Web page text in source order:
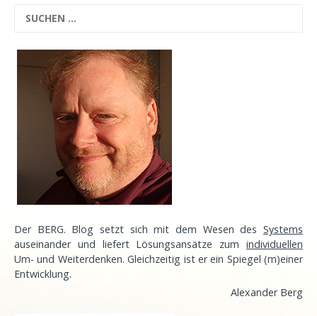
Der BERG. Blog setzt sich mit dem Wesen des Systems
auseinander und liefert Lösungsansätze zum individuellen
Um- und Weiterdenken. Gleichzeitig ist er ein Spiegel (m)einer
Entwicklung.
Alexander Berg